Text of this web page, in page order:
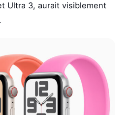
Ultra 3, aurait visiblement